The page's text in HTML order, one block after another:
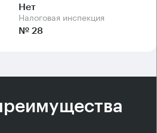
Нет
Налоговая инспекция
№ 28